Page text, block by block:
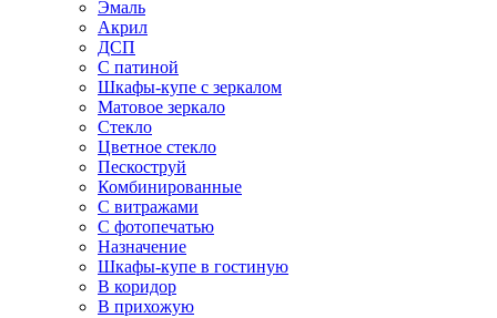
Эмаль
Акрил
ДСП
С патиной
Шкафы-купе с зеркалом
Матовое зеркало
Стекло
Цветное стекло
Пескоструй
Комбинированные
С витражами
С фотопечатью
Назначение
Шкафы-купе в гостиную
В коридор
В прихожую